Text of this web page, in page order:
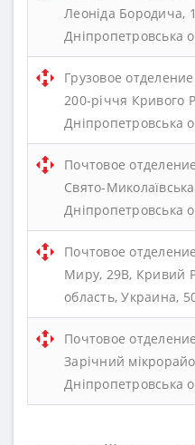
Леоніда Бородича,
Дніпропетровська
Грузовое
200-річчя Кривого
Дніпропетровська
Почтовое
Свято-
Дніпропетровська
Почтовое
Миру, 29В, Кривий
область, Украина,
Почтовое
Зарічний
Дніпропетровська